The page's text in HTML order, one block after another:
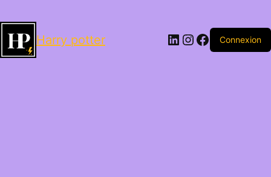
Harry potter LinkedIn
Instagram
Facebook
Connexion